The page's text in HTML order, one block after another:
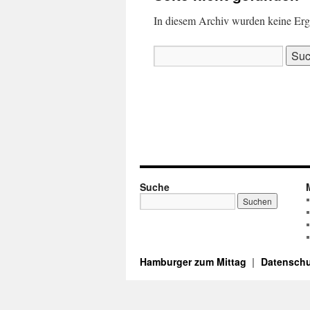
In diesem Archiv wurden keine
nach:
Suche
Hamburger zum Mittag